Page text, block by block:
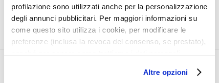
profilazione sono utilizzati anche per la personalizzazione
degli annunci pubblicitari. Per maggiori informazioni su
come questo sito utilizza i cookie, per modificare le
preferenze (inclusa la revoca del consenso, se prestato),
nonché per sapere come trattiamo i dati personali –
l’informativa cookie completa e l’informativa privacy
Altre opzioni
e
a
n
s
MY PROFILE